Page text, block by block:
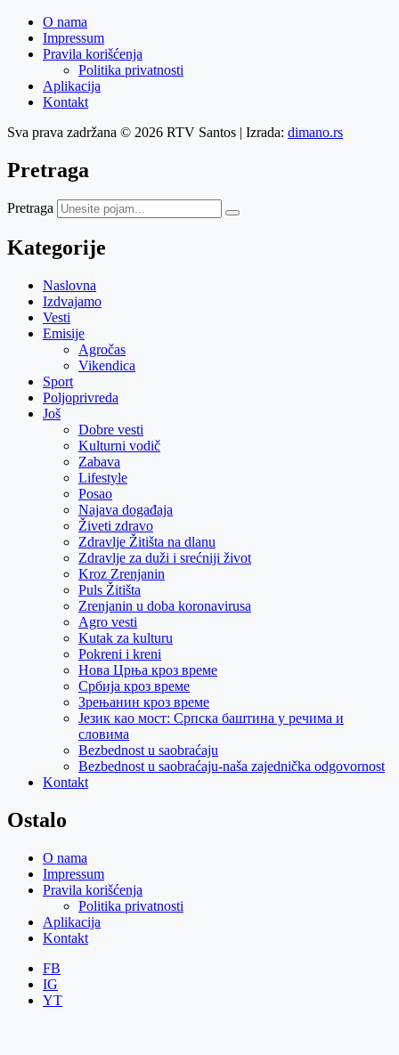
O nama
Impressum
Pravila korišćenja
Politika privatnosti
Aplikacija
Kontakt
Sva prava zadržana © 2026 RTV Santos | Izrada: dimano.rs
Pretraga
Pretraga
Kategorije
Naslovna
Izdvajamo
Vesti
Emisije
Agročas
Vikendica
Sport
Poljoprivreda
Još
Dobre vesti
Kulturni vodič
Zabava
Lifestyle
Posao
Najava događaja
Živeti zdravo
Zdravlje Žitišta na dlanu
Zdravlje za duži i srećniji život
Kroz Zrenjanin
Puls Žitišta
Zrenjanin u doba koronavirusa
Agro vesti
Kutak za kulturu
Pokreni i kreni
Нова Црња кроз време
Србија кроз време
Зрењанин кроз време
Језик као мост: Српска баштина у речима и
словима
Bezbednost u saobraćaju
Bezbednost u saobraćaju-naša zajednička odgovornost
Kontakt
Ostalo
O nama
Impressum
Pravila korišćenja
Politika privatnosti
Aplikacija
Kontakt
FB
IG
YT